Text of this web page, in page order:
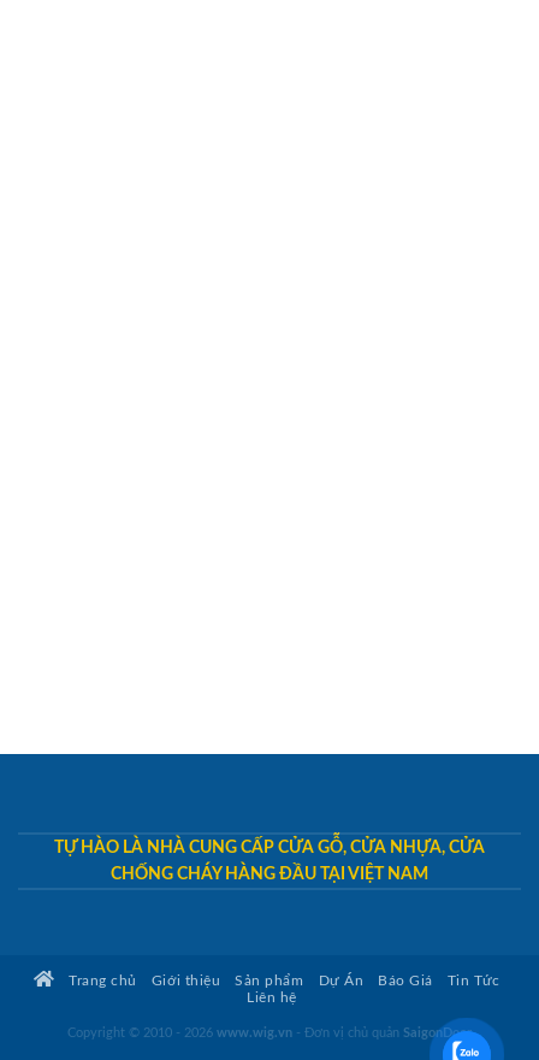
TỰ HÀO LÀ NHÀ CUNG CẤP CỬA GỖ, CỬA NHỰA, CỬA
CHỐNG CHÁY HÀNG ĐẦU TẠI VIỆT NAM
Trang chủ Giới thiệu Sản phẩm Dự Án Báo Giá
Tin Tức
Liên hệ
Copyright © 2010 - 2026 www.wig.vn - Đơn vị chủ quản SaigonDoor